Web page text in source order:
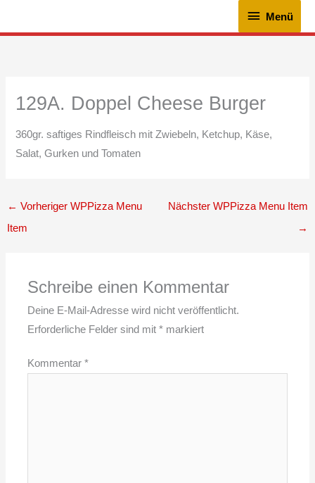
Menü
Menü
129A. Doppel Cheese Burger
360gr. saftiges Rindfleisch mit Zwiebeln, Ketchup, Käse,
Salat, Gurken und Tomaten
← Vorheriger WPPizza Menu
Item
Nächster WPPizza Menu Item
→
Schreibe einen Kommentar
Deine E-Mail-Adresse wird nicht veröffentlicht.
Erforderliche Felder sind mit* markiert
Kommentar*